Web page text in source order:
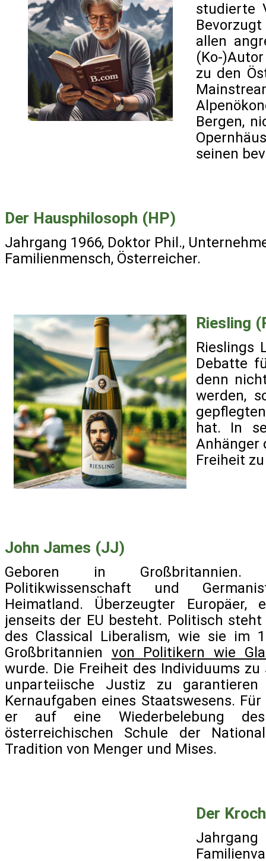
studierte
allen
(Ko-
zu den
Bergen,
seinen
Der Hausphilosoph (HP)
Jahrgang 1966, Doktor Phil.,
Familienmensch, Österreicher.
Riesling
Rieslings
Debatte
denn
werden,
hat. In
Anhänger
Freiheit
John James (JJ)
Geboren in
Politikwissenschaft und
Heimatland. Überzeugter Europäer,
jenseits der EU besteht. Politisch
des Classical Liberalism, wie sie im
Großbritannien von Politikern wie
wurde. Die Freiheit des Individuums
unparteiische Justiz zu
Kernaufgaben eines Staatswesens.
er auf eine Wiederbelebung
österreichischen Schule der
Tradition von Menger und Mises.
Der